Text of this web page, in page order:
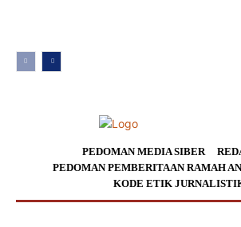
PEDOMAN MEDIA SIBER
PEDOMAN PEMBERITAAN RAMAH
KODE ETIK